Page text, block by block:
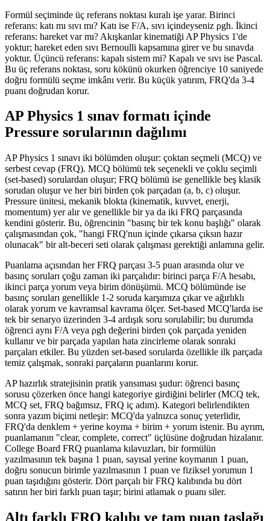
Formül seçiminde üç referans noktası kuralı işe yarar. Birinci
referans: katı mı sıvı mı? Katı ise F/A, sıvı içindeyseniz ρgh. İkinci
referans: hareket var mı? Akışkanlar kinematiği AP Physics 1'de
yoktur; hareket eden sıvı Bernoulli kapsamına girer ve bu sınavda
yoktur. Üçüncü referans: kapalı sistem mi? Kapalı ve sıvı ise Pascal.
Bu üç referans noktası, soru kökünü okurken öğrenciye 10 saniyede
doğru formülü seçme imkânı verir. Bu küçük yatırım, FRQ'da 3-4
puanı doğrudan korur.
AP Physics 1 sınav formatı içinde
Pressure sorularının dağılımı
AP Physics 1 sınavı iki bölümden oluşur: çoktan seçmeli (MCQ) ve
serbest cevap (FRQ). MCQ bölümü tek seçenekli ve çoklu seçimli
(set-based) sorulardan oluşur; FRQ bölümü ise genellikle beş klasik
sorudan oluşur ve her biri birden çok parçadan (a, b, c) oluşur.
Pressure ünitesi, mekanik blokta (kinematik, kuvvet, enerji,
momentum) yer alır ve genellikle bir ya da iki FRQ parçasında
kendini gösterir. Bu, öğrencinin "basınç bir tek konu başlığı" olarak
çalışmasından çok, "hangi FRQ'nun içinde çıkarsa çıksın hazır
olunacak" bir alt-beceri seti olarak çalışması gerektiği anlamına gelir.
Puanlama açısından her FRQ parçası 3-5 puan arasında olur ve
basınç soruları çoğu zaman iki parçalıdır: birinci parça F/A hesabı,
ikinci parça yorum veya birim dönüşümü. MCQ bölümünde ise
basınç soruları genellikle 1-2 soruda karşımıza çıkar ve ağırlıklı
olarak yorum ve kavramsal kavrama ölçer. Set-based MCQ'larda ise
tek bir senaryo üzerinden 3-4 ardışık soru sorulabilir; bu durumda
öğrenci aynı F/A veya ρgh değerini birden çok parçada yeniden
kullanır ve bir parçada yapılan hata zincirleme olarak sonraki
parçaları etkiler. Bu yüzden set-based sorularda özellikle ilk parçada
temiz çalışmak, sonraki parçaların puanlarını korur.
AP hazırlık stratejisinin pratik yansıması şudur: öğrenci basınç
sorusu çözerken önce hangi kategoriye girdiğini belirler (MCQ tek,
MCQ set, FRQ bağımsız, FRQ iç adım). Kategori belirlendikten
sonra yazım biçimi netleşir: MCQ'da yalnızca sonuç yeterlidir,
FRQ'da denklem + yerine koyma + birim + yorum istenir. Bu ayrım,
puanlamanın "clear, complete, correct" üçlüsüne doğrudan hizalanır.
College Board FRQ puanlama kılavuzları, bir formülün
yazılmasının tek başına 1 puan, sayısal yerine koymanın 1 puan,
doğru sonucun birimle yazılmasının 1 puan ve fiziksel yorumun 1
puan taşıdığını gösterir. Dört parçalı bir FRQ kalıbında bu dört
satırın her biri farklı puan taşır; birini atlamak o puanı siler.
Altı farklı FRQ kalıbı ve tam puan taslağı